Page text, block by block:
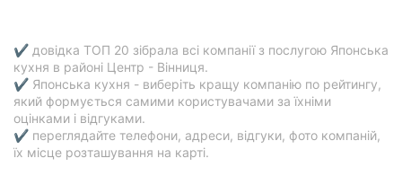
✔ довідка ТОП 20 зібрала всі компанії з послугою Японська
кухня в районі Центр - Вінниця.
✔ Японська кухня - виберіть кращу компанію по рейтингу,
який формується самими користувачами за їхніми
оцінками і відгуками.
✔ переглядайте телефони, адреси, відгуки, фото компаній,
їх місце розташування на карті.